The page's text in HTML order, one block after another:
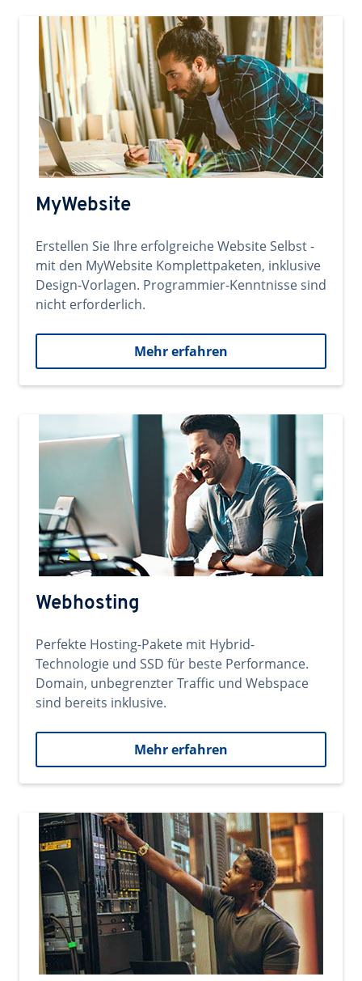
MyWebsite
Erstellen Sie Ihre erfolgreiche Website Selbst -
mit den MyWebsite Komplettpaketen, inklusive
Design-Vorlagen. Programmier-Kenntnisse sind
nicht erforderlich.
Mehr erfahren
Webhosting
Perfekte Hosting-Pakete mit Hybrid-
Technologie und SSD für beste Performance.
Domain, unbegrenzter Traffic und Webspace
sind bereits inklusive.
Mehr erfahren